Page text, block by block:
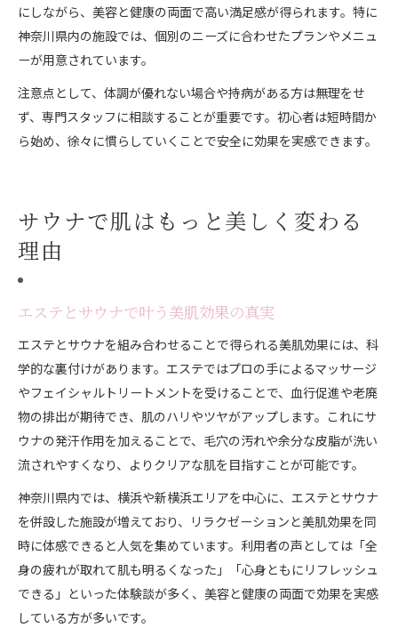
にしながら、美容と健康の両面で高い満足感が得られます。特に
神奈川県内の施設では、個別のニーズに合わせたプランやメニュ
ーが用意されています。
注意点として、体調が優れない場合や持病がある方は無理をせ
ず、専門スタッフに相談することが重要です。初心者は短時間か
ら始め、徐々に慣らしていくことで安全に効果を実感できます。
サウナで肌はもっと美しく変わる
理由
エステとサウナで叶う美肌効果の真実
エステとサウナを組み合わせることで得られる美肌効果には、科
学的な裏付けがあります。エステではプロの手によるマッサージ
やフェイシャルトリートメントを受けることで、血行促進や老廃
物の排出が期待でき、肌のハリやツヤがアップします。これにサ
ウナの発汗作用を加えることで、毛穴の汚れや余分な皮脂が洗い
流されやすくなり、よりクリアな肌を目指すことが可能です。
神奈川県内では、横浜や新横浜エリアを中心に、エステとサウナ
を併設した施設が増えており、リラクゼーションと美肌効果を同
時に体感できると人気を集めています。利用者の声としては「全
身の疲れが取れて肌も明るくなった」「心身ともにリフレッシュ
できる」といった体験談が多く、美容と健康の両面で効果を実感
している方が多いです。